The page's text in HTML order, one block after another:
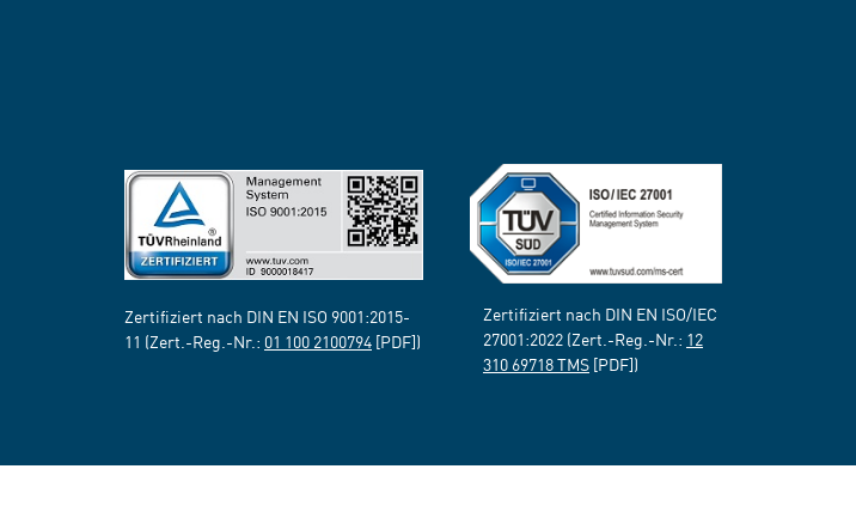
Zertifiziert nach DIN EN ISO 9001:2015-
11 (Zert.-Reg.-Nr.: 01 100 2100794 [PDF])
Zertifiziert nach DIN EN ISO/IEC
27001:2022 (Zert.-Reg.-Nr.: 12
310 69718 TMS [PDF])